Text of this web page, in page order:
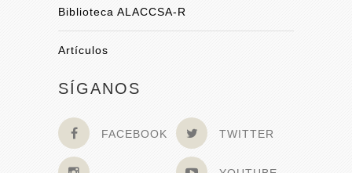
Biblioteca ALACCSA-R
Artículos
SÍGANOS
FACEBOOK TWITTER